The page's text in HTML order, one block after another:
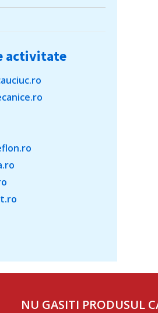
activitate
NU GASITI PRODUSUL